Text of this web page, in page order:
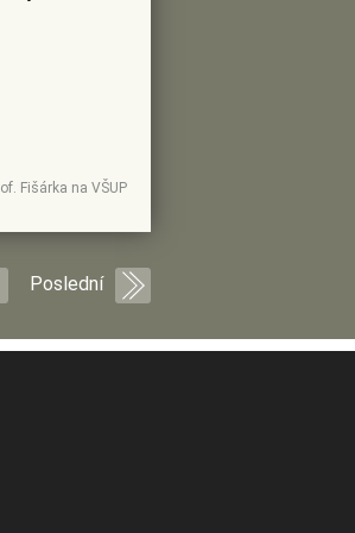
Fišárka na VŠUP
Poslední